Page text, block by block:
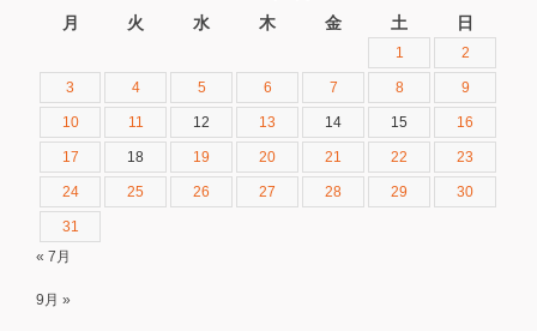
月 火 水 木 金 土 日
1 2
3 4 5 6 7 8 9
10 11 12 13 14 15 16
17 18 19 20 21 22 23
24 25 26 27 28 29 30
31
« 7月
9月 »